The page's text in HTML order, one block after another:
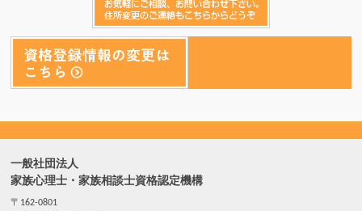
一般社団法人
家族心理士・家族相談士資格認定機構
〒162-0801